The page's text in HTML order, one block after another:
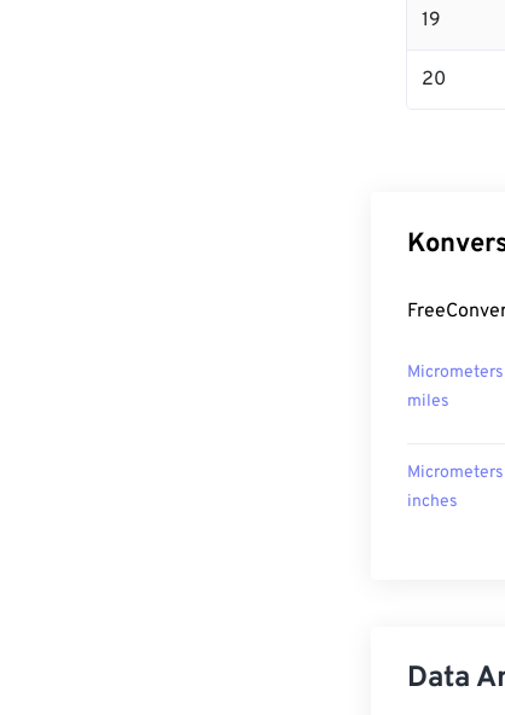
19
20
miles
inches
Data